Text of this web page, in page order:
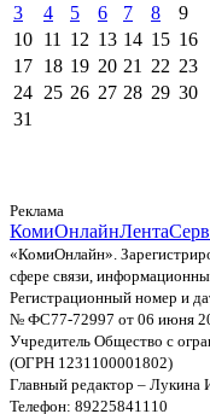
3
4 5 6 7 8
9
10 11 12 13 14 15 16
17 18 19 20 21 22 23
24 25 26 27 28 29 30
31
Реклама
КомиОнлайнЛента
«КомиОнлайн».
сфере связи,
Регистрационный номер и
№ ФС77-72997 от 06 июня
Учредитель Общество с
(ОГРН 1231100001802)
Главный редактор – Лукина
Телефон: 89225841110